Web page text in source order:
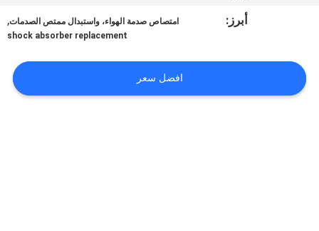
اطلب
أبرز: امتصاص صدمة الهواء، واستبدال ممتص الصدمات,
shock absorber replacement
افضل سعر